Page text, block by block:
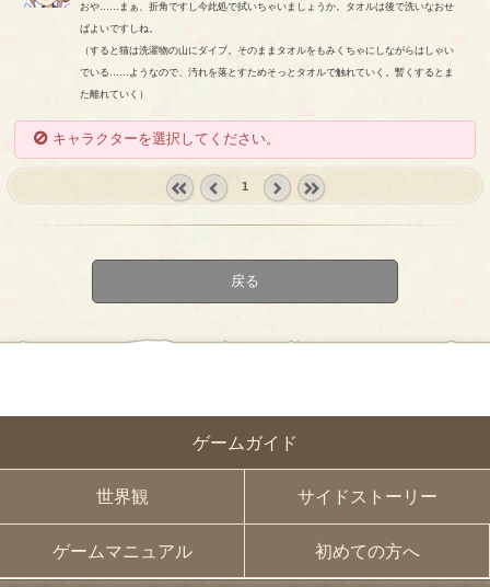
ゲームガイド
世界観 サイドストーリー
ゲームマニュアル 初めての方へ
おや……まぁ、折角ですし今此処で拭いちゃいましょうか。タオルは後で洗いなおせ
ばよいですしね。
（すると猫は洗濯物の山にダイブ。そのままタオルをもみくちゃにしながらはしゃい
でいる……ようなので、汚れを落とすためそっとタオルで触れていく。暫くするとま
た離れていく）
キャラクターを選択してください。
1
戻る